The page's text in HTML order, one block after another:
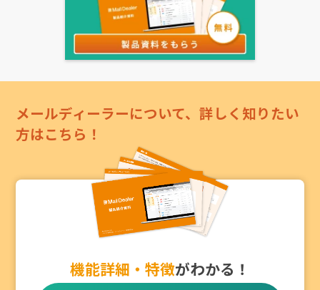
メールディーラーについて、詳しく知りたい
方はこちら！
機能詳細・特徴がわかる！